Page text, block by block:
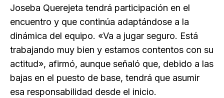
Joseba Querejeta tendrá participación en el
encuentro y que continúa adaptándose a la
dinámica del equipo. «Va a jugar seguro. Está
trabajando muy bien y estamos contentos con su
actitud», afirmó, aunque señaló que, debido a las
bajas en el puesto de base, tendrá que asumir
esa responsabilidad desde el inicio.